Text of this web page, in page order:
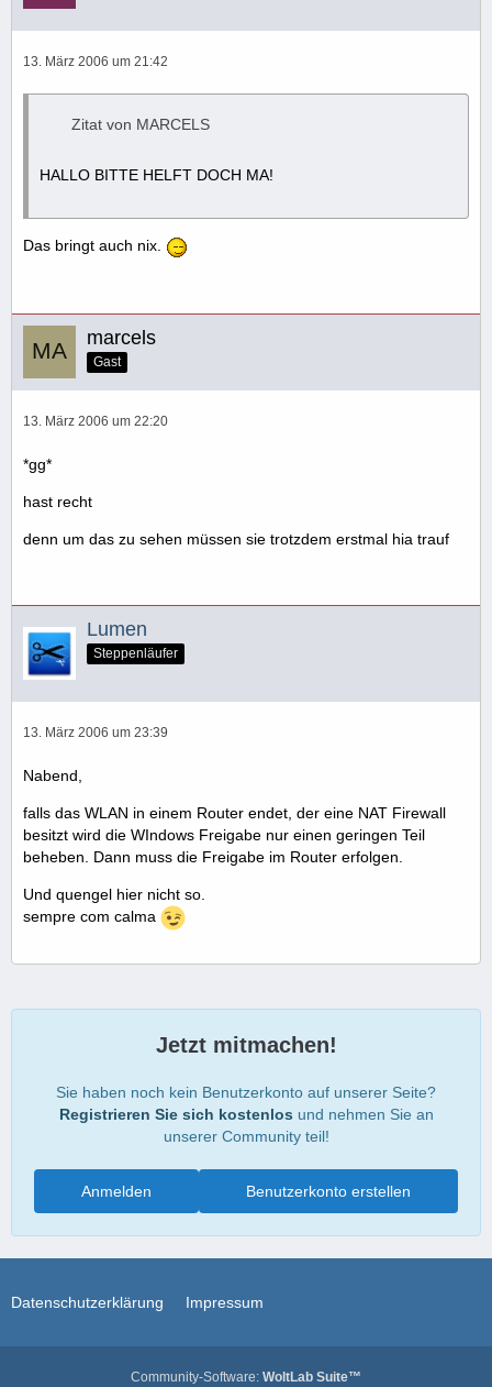
13. März 2006 um 21:42
Zitat von MARCELS
HALLO BITTE HELFT DOCH MA!
Das bringt auch nix.
marcels
Gast
13. März 2006 um 22:20
*gg*
hast recht
denn um das zu sehen müssen sie trotzdem erstmal hia trauf
Lumen
Steppenläufer
13. März 2006 um 23:39
Nabend,
falls das WLAN in einem Router endet, der eine NAT Firewall
besitzt wird die WIndows Freigabe nur einen geringen Teil
beheben. Dann muss die Freigabe im Router erfolgen.
Und quengel hier nicht so.
sempre com calma
Jetzt mitmachen!
Sie haben noch kein Benutzerkonto auf unserer Seite?
Registrieren Sie sich kostenlos und nehmen Sie an
unserer Community teil!
Benutzerkonto erstellen
Anmelden
Datenschutzerklärung Impressum
Community-Software: WoltLab Suite™